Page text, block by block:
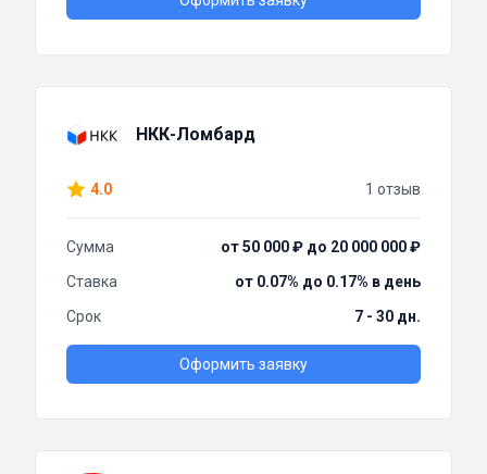
НКК-Ломбард
4.0 1 отзыв
Сумма
от 50 000 ₽ до 20 000 000 ₽
Ставка
от 0.07% до 0.17% в день
Срок
7 - 30 дн.
Оформить заявку